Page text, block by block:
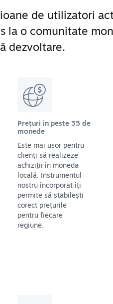
de utilizatori
la o comunitate
dezvoltare.
Prețuri în peste 35 de
monede
Este mai ușor pentru
clienți să realizeze
achiziții în moneda
locală. Instrumentul
nostru încorporat îți
permite să stabilești
corect prețurile
pentru fiecare
regiune.